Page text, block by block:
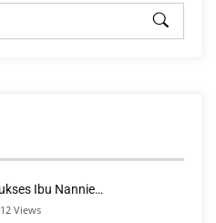
Ibu Nannie…
Views